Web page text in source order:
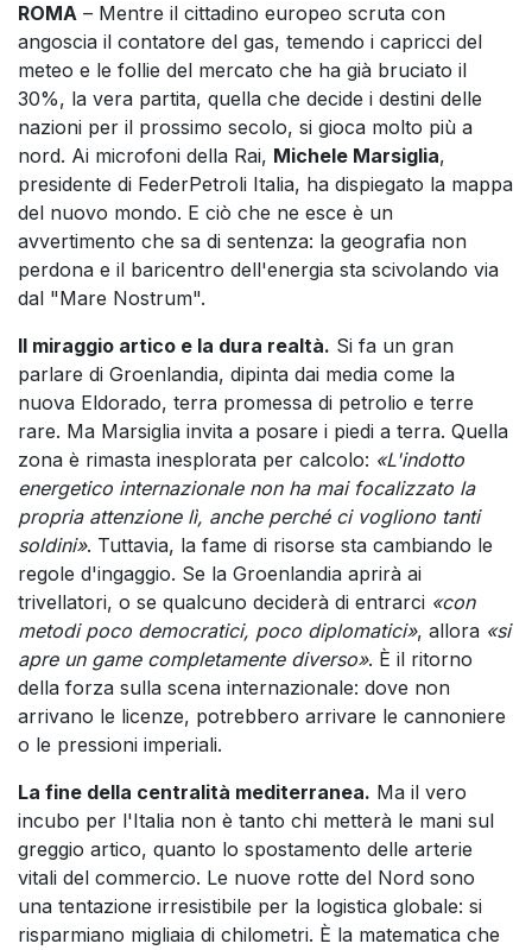
ROMA – Mentre il cittadino europeo scruta con
angoscia il contatore del gas, temendo i capricci del
meteo e le follie del mercato che ha già bruciato il
30%, la vera partita, quella che decide i destini delle
nazioni per il prossimo secolo, si gioca molto più a
nord. Ai microfoni della Rai, Michele Marsiglia,
presidente di FederPetroli Italia, ha dispiegato la mappa
del nuovo mondo. E ciò che ne esce è un
avvertimento che sa di sentenza: la geografia non
perdona e il baricentro dell'energia sta scivolando via
dal "Mare Nostrum".
Il miraggio artico e la dura realtà. Si fa un gran
parlare di Groenlandia, dipinta dai media come la
nuova Eldorado, terra promessa di petrolio e terre
rare. Ma Marsiglia invita a posare i piedi a terra. Quella
zona è rimasta inesplorata per calcolo: «L'indotto
energetico internazionale non ha mai focalizzato la
propria attenzione lì, anche perché ci vogliono tanti
soldini». Tuttavia, la fame di risorse sta cambiando le
regole d'ingaggio. Se la Groenlandia aprirà ai
trivellatori, o se qualcuno deciderà di entrarci «con
metodi poco democratici, poco diplomatici», allora «si
apre un game completamente diverso». È il ritorno
della forza sulla scena internazionale: dove non
arrivano le licenze, potrebbero arrivare le cannoniere
o le pressioni imperiali.
La fine della centralità mediterranea. Ma il vero
incubo per l'Italia non è tanto chi metterà le mani sul
greggio artico, quanto lo spostamento delle arterie
vitali del commercio. Le nuove rotte del Nord sono
una tentazione irresistibile per la logistica globale: si
risparmiano migliaia di chilometri. È la matematica che